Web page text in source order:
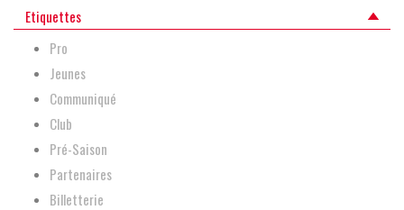
Etiquettes
Pro
Jeunes
Communiqué
Club
Pré-Saison
Partenaires
Billetterie